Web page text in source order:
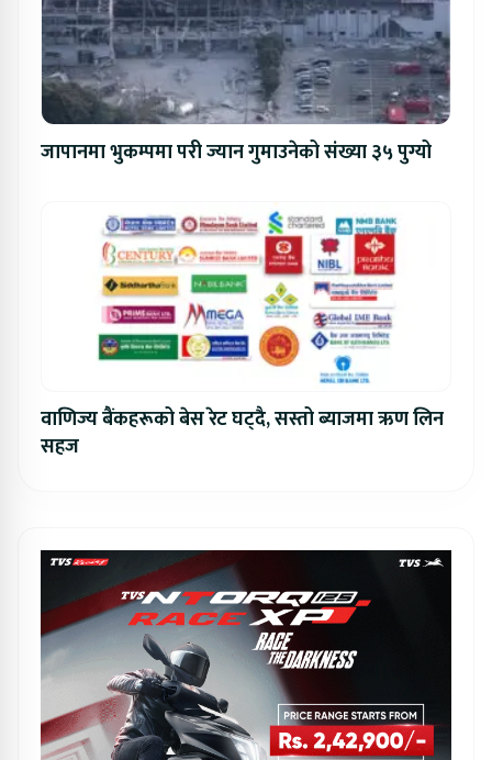
जापानमा भुकम्पमा परी ज्यान गुमाउनेको संख्या ३५ पुग्यो
वाणिज्य बैंकहरूको बेस रेट घट्दै, सस्तो ब्याजमा ऋण लिन
सहज